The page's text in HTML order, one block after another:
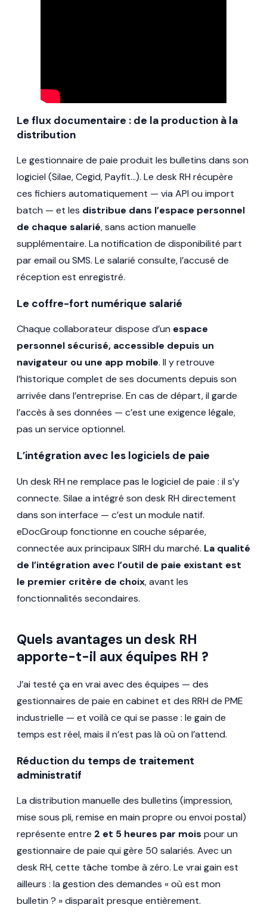
Le flux documentaire : de la production à la
distribution
Le gestionnaire de paie produit les bulletins dans son
logiciel (Silae, Cegid, Payfit…). Le desk RH récupère
ces fichiers automatiquement — via API ou import
batch — et les distribue dans l’espace personnel
de chaque salarié, sans action manuelle
supplémentaire. La notification de disponibilité part
par email ou SMS. Le salarié consulte, l’accusé de
réception est enregistré.
Le coffre-fort numérique salarié
Chaque collaborateur dispose d’un espace
personnel sécurisé, accessible depuis un
navigateur ou une app mobile. Il y retrouve
l’historique complet de ses documents depuis son
arrivée dans l’entreprise. En cas de départ, il garde
l’accès à ses données — c’est une exigence légale,
pas un service optionnel.
L’intégration avec les logiciels de paie
Un desk RH ne remplace pas le logiciel de paie : il s’y
connecte. Silae a intégré son desk RH directement
dans son interface — c’est un module natif.
eDocGroup fonctionne en couche séparée,
connectée aux principaux SIRH du marché. La qualité
de l’intégration avec l’outil de paie existant est
le premier critère de choix, avant les
fonctionnalités secondaires.
Quels avantages un desk RH
apporte-t-il aux équipes RH ?
J’ai testé ça en vrai avec des équipes — des
gestionnaires de paie en cabinet et des RRH de PME
industrielle — et voilà ce qui se passe : le gain de
temps est réel, mais il n’est pas là où on l’attend.
Réduction du temps de traitement
administratif
La distribution manuelle des bulletins (impression,
mise sous pli, remise en main propre ou envoi postal)
représente entre 2 et 5 heures par mois pour un
gestionnaire de paie qui gère 50 salariés. Avec un
desk RH, cette tâche tombe à zéro. Le vrai gain est
ailleurs : la gestion des demandes « où est mon
bulletin ? » disparaît presque entièrement.